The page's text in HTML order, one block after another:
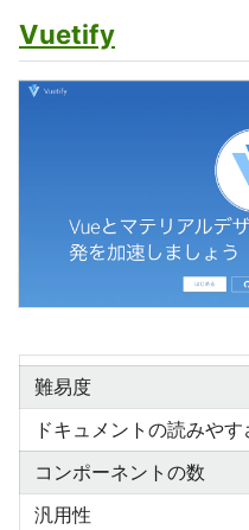
Vuetify
難易度
ドキュメントの読みやす
コンポーネントの数
汎用性